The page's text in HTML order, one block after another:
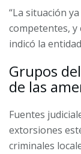
“La situación
competentes,
indicó la
Grupos
de las
Fuentes
extorsiones
criminales